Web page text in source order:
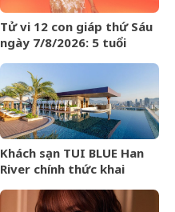
Tử vi 12 con giáp thứ Sáu
ngày 7/8/2026: 5 tuổi
Khách sạn TUI BLUE Han
River chính thức khai